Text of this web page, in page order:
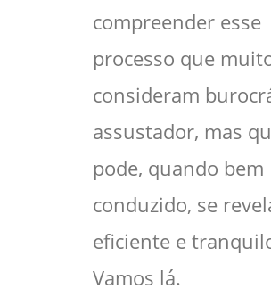
compreender esse
processo que
consideram
assustador, mas
pode, quando bem
conduzido, se
eficiente e
Vamos lá.